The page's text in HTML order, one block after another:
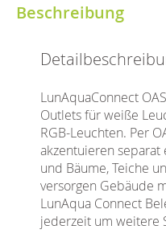
Beschreibung
LunAquaConnect
Outlets für weiße
RGB-Leuchten. Per
akzentuieren separat
und Bäume, Teiche
versorgen Gebäude
LunAqua Connect
jederzeit um weitere